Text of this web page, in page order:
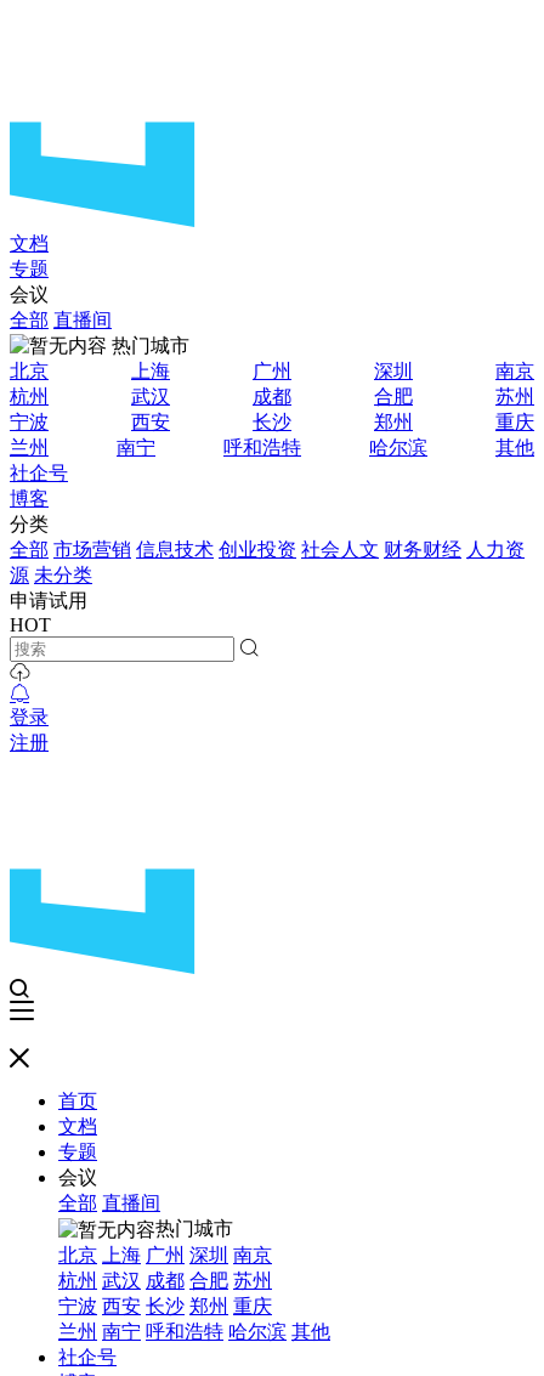
文档
专题
会议
全部 直播间
热门城市
北京
上海 广州 深圳
南京
杭州
武汉 成都 合肥
苏州
宁波
西安 长沙 郑州
重庆
兰州
南宁 呼和浩特 哈尔滨
其他
社企号
博客
分类
全部 市场营销 信息技术 创业投资 社会人文 财务财经 人力资
源 未分类
申请试用
HOT
登录
注册
首页
文档
专题
会议
全部 直播间
热门城市
北京
上海 广州 深圳 南京
杭州 武汉 成都 合肥 苏州
宁波 西安 长沙 郑州 重庆
兰州 南宁 呼和浩特 哈尔滨 其他
社企号